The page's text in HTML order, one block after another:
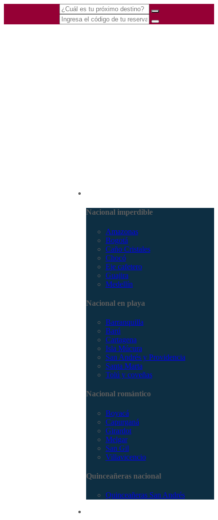
Nacional imperdible
Amazonas
Bogotá
Caño Cristales
Chocó
Eje cafetero
Guajira
Medellín
Nacional en playa
Barranquilla
Barú
Cartagena
Isla Múcura
San Andrés y Providencia
Santa Marta
Tolú y coveñas
Nacional romántico
Boyacá
Capurganá
Girardot
Melgar
San Gil
Villavicencio
Quinceañeras nacional
Quinceañeras San Andrés